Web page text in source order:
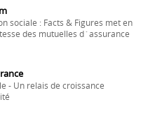
sociale : Facts & Figures met en
des mutuelles d´assurance
- Un relais de croissance